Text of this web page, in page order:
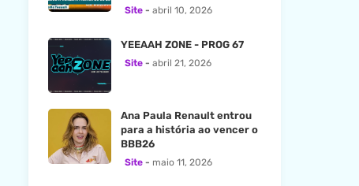
Site abril 10, 2026
YEEAAH ZONE - PROG 67
Site abril 21, 2026
Ana Paula Renault entrou
para a história ao vencer o
BBB26
Site maio 11, 2026